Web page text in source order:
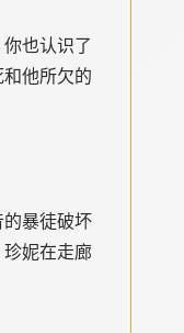
也认识了
他所欠的
暴徒破坏
妮在走廊